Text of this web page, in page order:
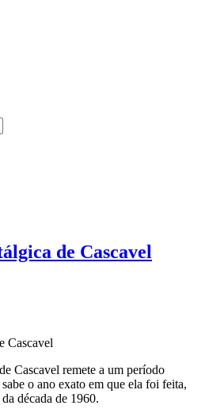
de Cascavel
Cascavel remete a um período
o ano exato em que ela foi feita,
década de 1960.